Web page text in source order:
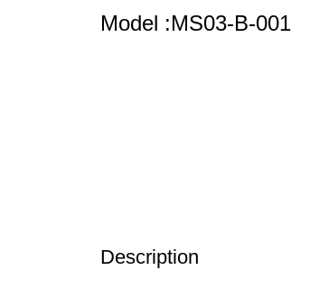
Model :MS03-B-001
Description